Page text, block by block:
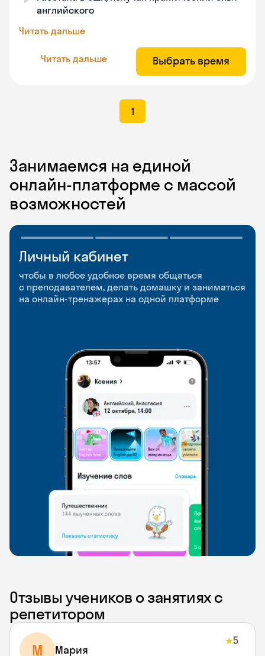
английского
Читать дальше
Читать дальше Выбрать время
1
Занимаемся на единой
онлайн-платформе с массой
возможностей
Личный кабинет
чтобы в любое удобное время общаться
с преподавателем, делать домашку и заниматься
на онлайн-тренажерах на одной платформе
Мобильное
приложение
чтобы заниматься и изучать новые слова где
и когда удобно
Разговорные клубы
и Talks
Групповые занятия для разговорной практики
и индивидуальные встречи с преподавателями
Отзывы учеников о занятиях с
репетитором
М Мария
★5